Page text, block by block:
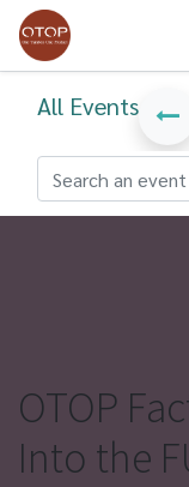
All Events
OTOP
Into the